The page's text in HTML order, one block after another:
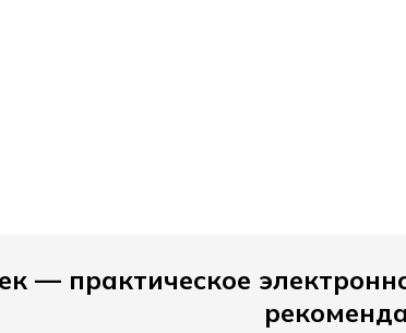
— практическое